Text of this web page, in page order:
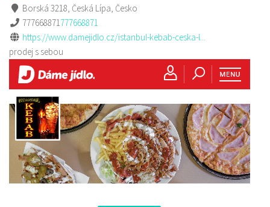
Borská 3218, Česká Lípa, Česko
777668871777668871
https://www.damejidlo.cz/istanbul-kebab-ceska-l...
prodej s sebou